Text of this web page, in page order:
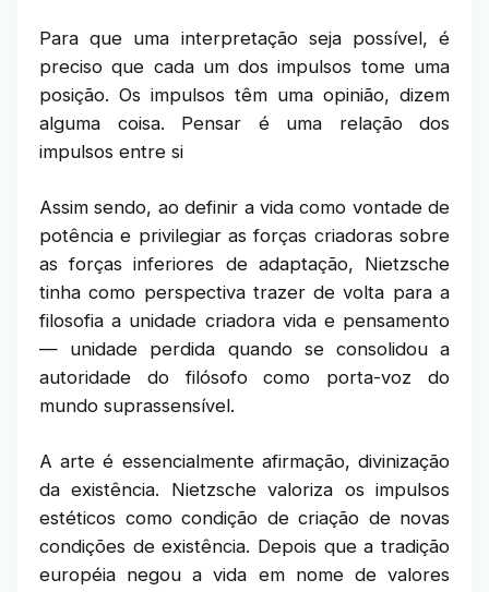
Para que uma interpretação seja possível, é
preciso que cada um dos impulsos tome uma
posição. Os impulsos têm uma opinião, dizem
alguma coisa. Pensar é uma relação dos
impulsos entre si
Assim sendo, ao definir a vida como vontade de
potência e privilegiar as forças criadoras sobre
as forças inferiores de adaptação, Nietzsche
tinha como perspectiva trazer de volta para a
filosofia a unidade criadora vida e pensamento
— unidade perdida quando se consolidou a
autoridade do filósofo como porta-voz do
mundo suprassensível.
A arte é essencialmente afirmação, divinização
da existência. Nietzsche valoriza os impulsos
estéticos como condição de criação de novas
condições de existência. Depois que a tradição
européia negou a vida em nome de valores